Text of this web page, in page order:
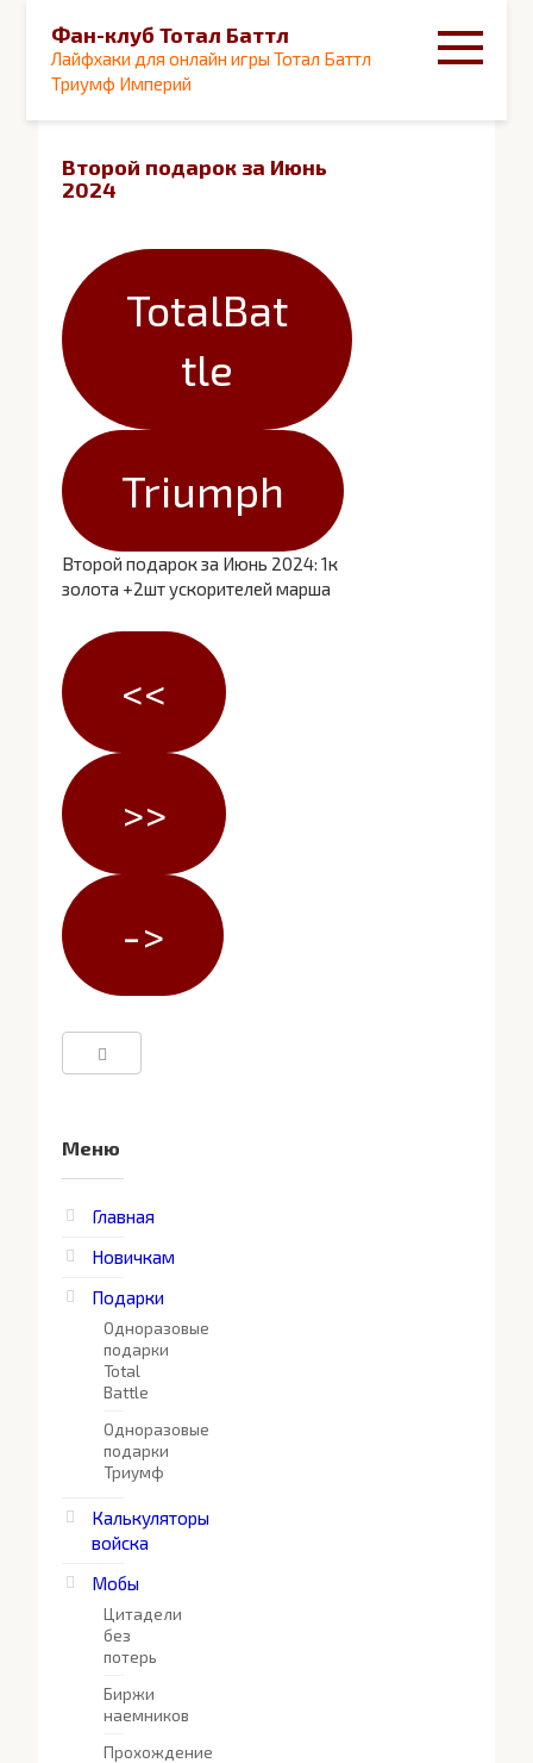
контенту
Фан-клуб Тотал Баттл
Лайфхаки для онлайн игры Тотал Баттл
Триумф Империй
Второй подарок за Июнь
2024
TotalBat
tle
Triumph
Второй подарок за Июнь 2024: 1к
золота +2шт ускорителей марша
<<
>>
->
Поиск:
Меню
Главная
Новичкам
Подарки
Одноразовые
подарки
Total
Battle
Одноразовые
подарки
Триумф
Калькуляторы
войска
Мобы
Цитадели
без
потерь
Биржи
наемников
Прохождение